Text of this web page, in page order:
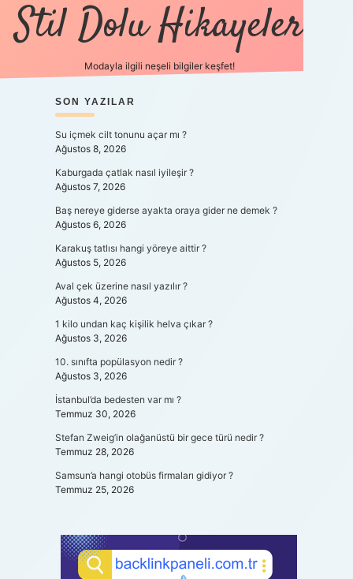
Stil Dolu Hikayeler
Modayla ilgili neşeli bilgiler keşfet!
SIDEBAR
SON YAZILAR
Su içmek cilt tonunu açar mı ?
Ağustos 8, 2026
Kaburgada çatlak nasıl iyileşir ?
Ağustos 7, 2026
Baş nereye giderse ayakta oraya gider ne demek ?
Ağustos 6, 2026
Karakuş tatlısı hangi yöreye aittir ?
Ağustos 5, 2026
Aval çek üzerine nasıl yazılır ?
Ağustos 4, 2026
1 kilo undan kaç kişilik helva çıkar ?
Ağustos 3, 2026
10. sınıfta popülasyon nedir ?
Ağustos 3, 2026
İstanbul’da bedesten var mı ?
Temmuz 30, 2026
Stefan Zweig’in olağanüstü bir gece türü nedir ?
Temmuz 28, 2026
Samsun’a hangi otobüs firmaları gidiyor ?
Temmuz 25, 2026